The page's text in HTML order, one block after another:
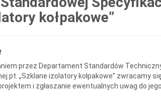
kołpakowe”
przez Departament Standardów
pt. „Szklane izolatory kołpakowe” zwracamy
i zgłaszanie ewentualnych uwag do